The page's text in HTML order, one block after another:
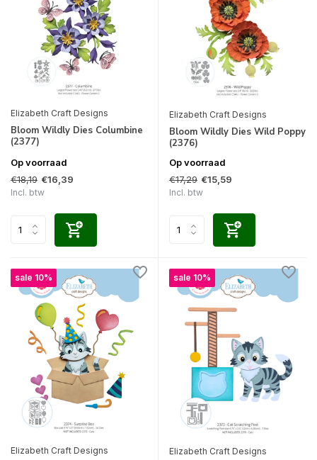
Elizabeth Craft Designs
Bloom Wildly Dies Columbine
(2377)
Op voorraad
€18,19 €16,39
Incl. btw
Elizabeth Craft Designs
Bloom Wildly Dies Wild Poppy
(2376)
Op voorraad
€17,29 €15,59
Incl. btw
sale 10%
Elizabeth Craft Designs
sale 10%
Elizabeth Craft Designs